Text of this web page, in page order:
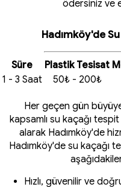
ödersiniz ve
Hadımköy'de
Süre Plastik Tesisat
1 - 3 Saat
50₺ - 200₺
Her geçen gün
kapsamlı su kaçağı
alarak Hadımköy'de
Hadımköy'de su kaçağı
Hızlı, güvenilir ve